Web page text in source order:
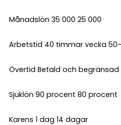
Månadslön 35 000 25 000
Arbetstid 40 timmar vecka
Övertid Betald och
Sjuklön 90 procent 80 procent
Karens 1 dag 14 dagar